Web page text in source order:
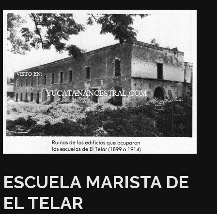
ESCUELA MARISTA DE
EL TELAR